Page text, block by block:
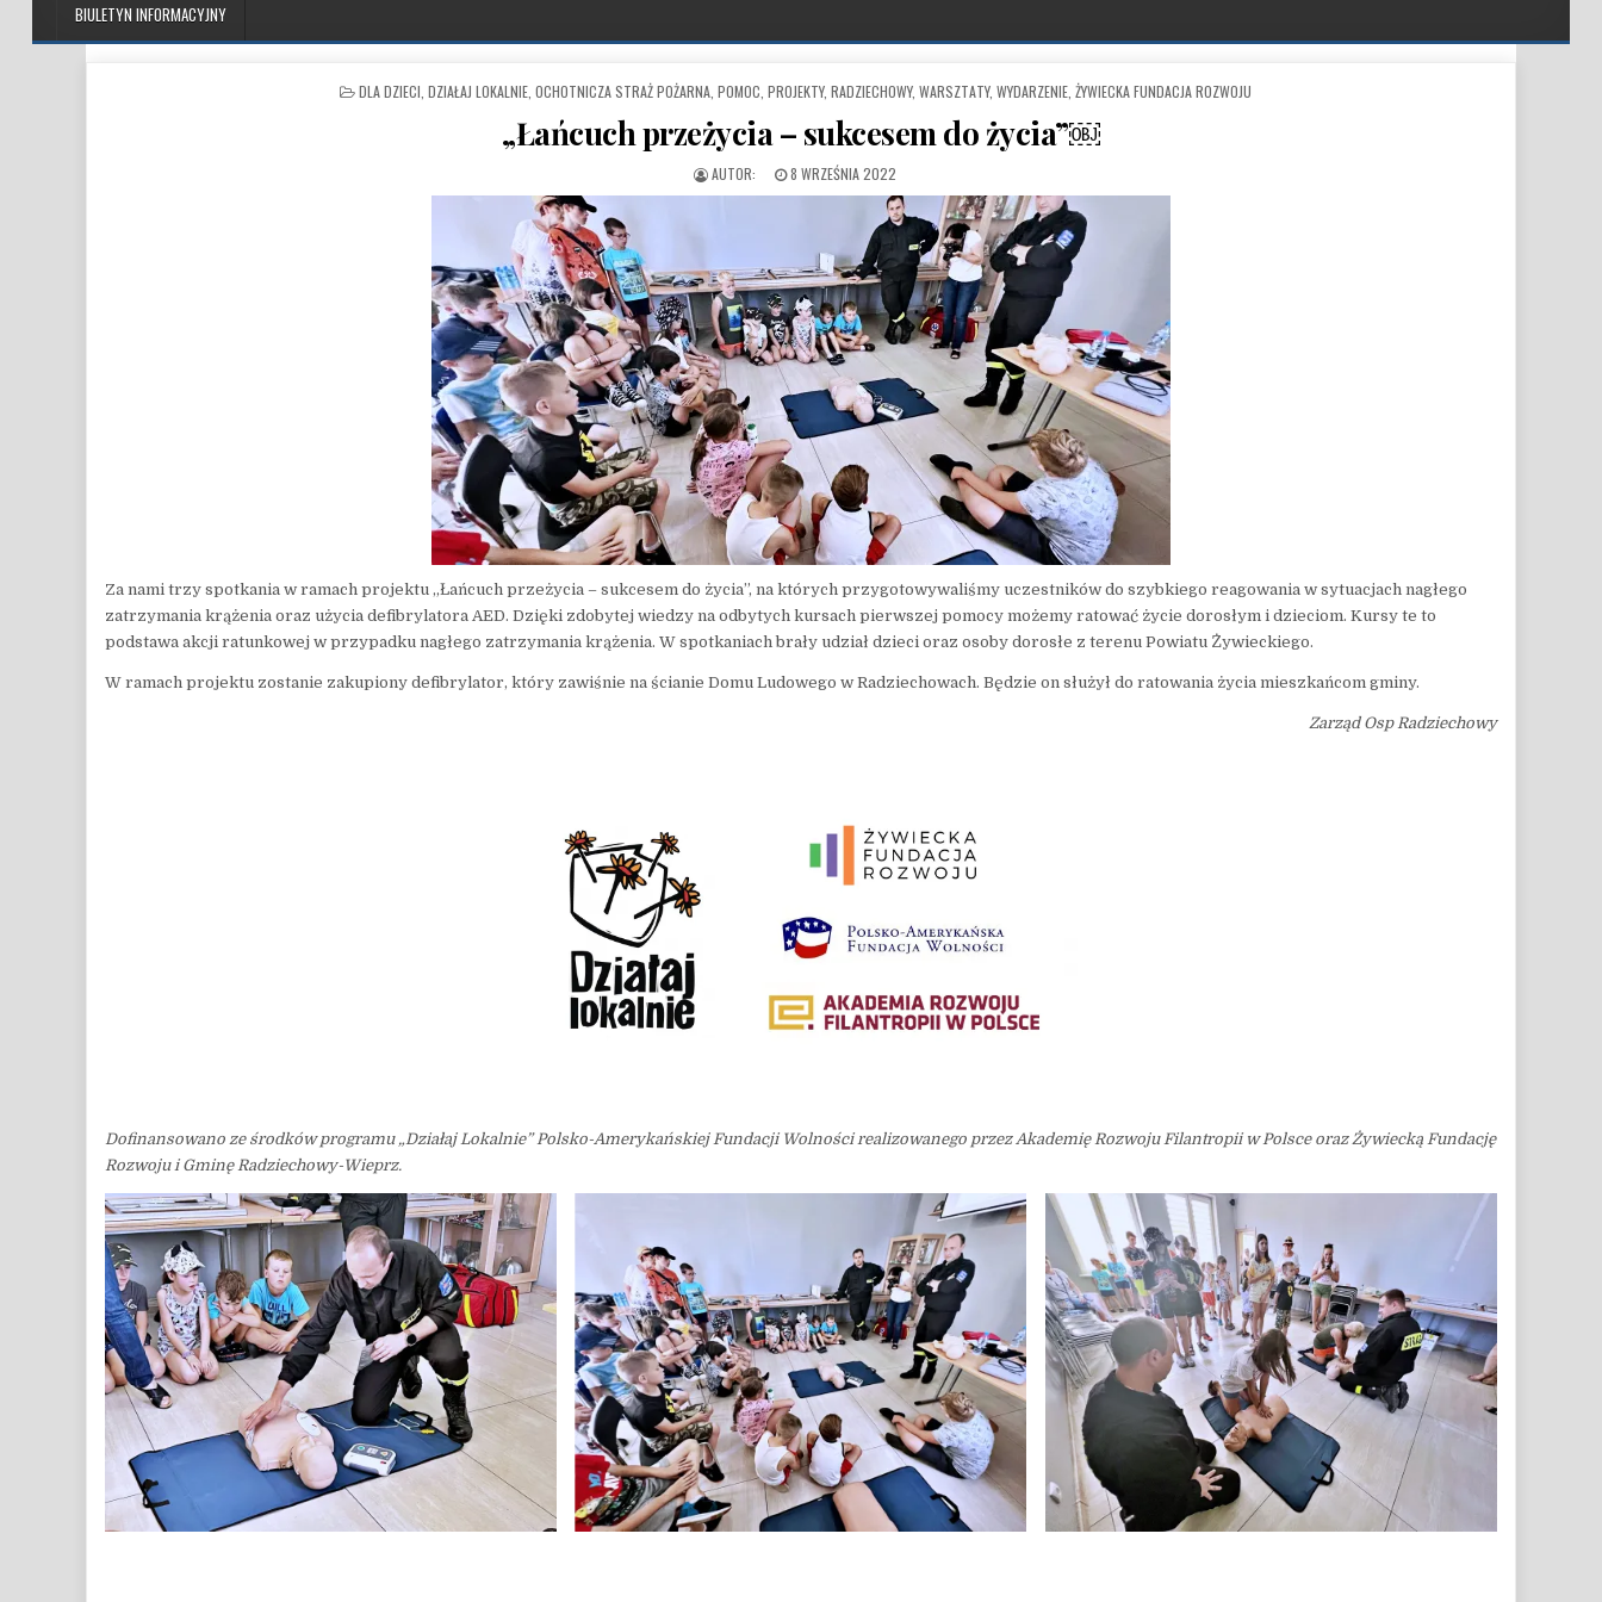
BIULETYN INFORMACYJNY
POSTED IN
DLA DZIECI DZIAŁAJ LOKALNIE, OCHOTNICZA STRAŻ POŻARNA, POMOC PROJEKTY, RADZIECHOWY, WARSZTATY, WYDARZENIE, ŻYWIECKA FUNDACJA ROZWOJU
„Łańcuch przeżycia – sukcesem do życia”￼
PUBLISHED DATE:
8 WRZEŚNIA 2022
Za nami trzy spotkania w ramach projektu „Łańcuch przeżycia – sukcesem do życia”, na których przygotowywaliśmy uczestników do szybkiego reagowania w sytuacjach nagłego
zatrzymania krążenia oraz użycia defibrylatora AED. Dzięki zdobytej wiedzy na odbytych kursach pierwszej pomocy możemy ratować życie dorosłym i dzieciom. Kursy te to
podstawa akcji ratunkowej w przypadku nagłego zatrzymania krążenia. W spotkaniach brały udział dzieci oraz osoby dorosłe z terenu Powiatu Żywieckiego.
W ramach projektu zostanie zakupiony defibrylator, który zawiśnie na ścianie Domu Ludowego w Radziechowach. Będzie on służył do ratowania życia mieszkańcom gminy.
Zarząd Osp Radziechowy
Dofinansowano ze środków programu „Działaj Lokalnie” Polsko-Amerykańskiej Fundacji Wolności realizowanego przez Akademię Rozwoju Filantropii w Polsce oraz Żywiecką Fundację
Rozwoju i Gminę Radziechowy-Wieprz.